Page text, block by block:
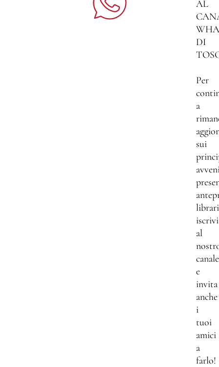
AL
DI
Per
a
sui
al
canale
e
invita
anche
i
tuoi
amici
a
farlo!